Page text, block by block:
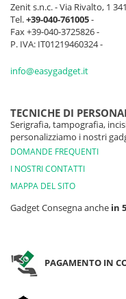
Zenit s.n.c. - Via Rivalto, 1
Tel.+39-040-761005-
Fax +39-040-3725826 -
P. IVA: IT01219460324 -
info@easygadget.it
TECNICHE DI
Serigrafia, tampografia,
personalizziamo i nostri
DOMANDE FREQUENTI
I NOSTRI CONTATTI
MAPPA DEL SITO
Gadget Consegna anche in
PAGAMENTO IN